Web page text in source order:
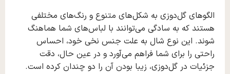
الگوهای گل‌دوزی به شکل‌های متنوع و رنگ‌های مختلفی
هستند که به سادگی می‌توانند با لباس‌های شما هماهنگ
شوند. این نوع شال به علت جنس نخی خود، احساس
راحتی را برای شما فراهم می‌آورد و در عین حال، دقت
جزئیات در گل‌دوزی، زیبا بودن آن را دو چندان کرده است.